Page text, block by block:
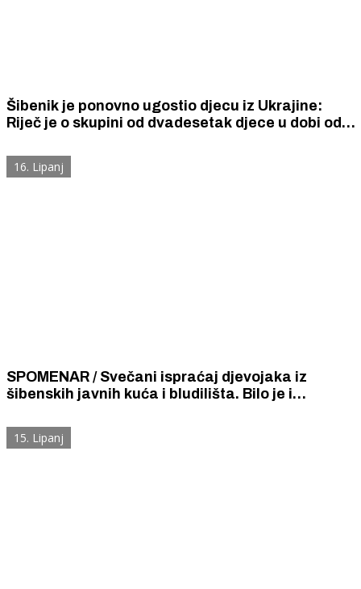
Šibenik je ponovno ugostio djecu iz Ukrajine:
Riječ je o skupini od dvadesetak djece u dobi od
Ukrajini
16. Lipanj
SPOMENAR / Svečani ispraćaj djevojaka iz
šibenskih javnih kuća i bludilišta. Bilo je i
15. Lipanj